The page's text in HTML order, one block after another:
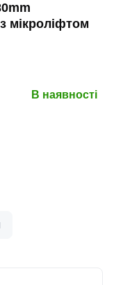
мікроліфтом
В наявності